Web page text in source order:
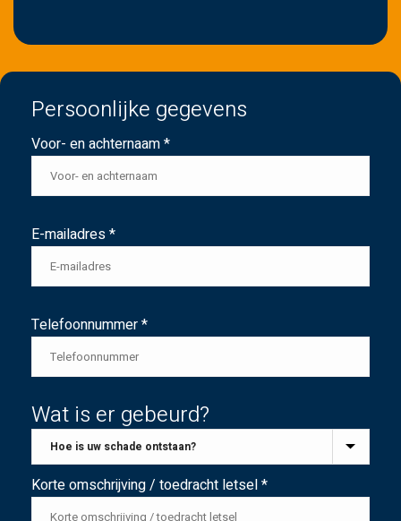
Persoonlijke gegevens
Voor- en achternaam *
E-mailadres *
Telefoonnummer *
Wat is er gebeurd?
Korte omschrijving / toedracht letsel *